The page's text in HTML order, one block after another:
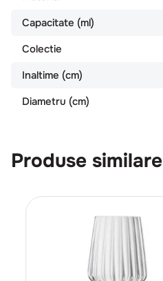
Capacitate (ml)
Colectie
Inaltime (cm)
Diametru (cm)
Produse similare